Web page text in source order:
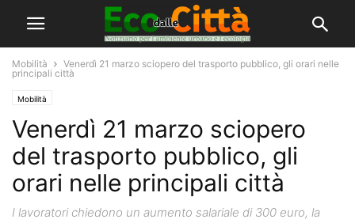
Mobilità
Venerdì 21 marzo sciopero del trasporto pubblico, gli orari nelle
principali città
Mobilità
Venerdì 21 marzo sciopero
del trasporto pubblico, gli
orari nelle principali città
I lavoratori chiedono un aumento salariale di 300 euro, la